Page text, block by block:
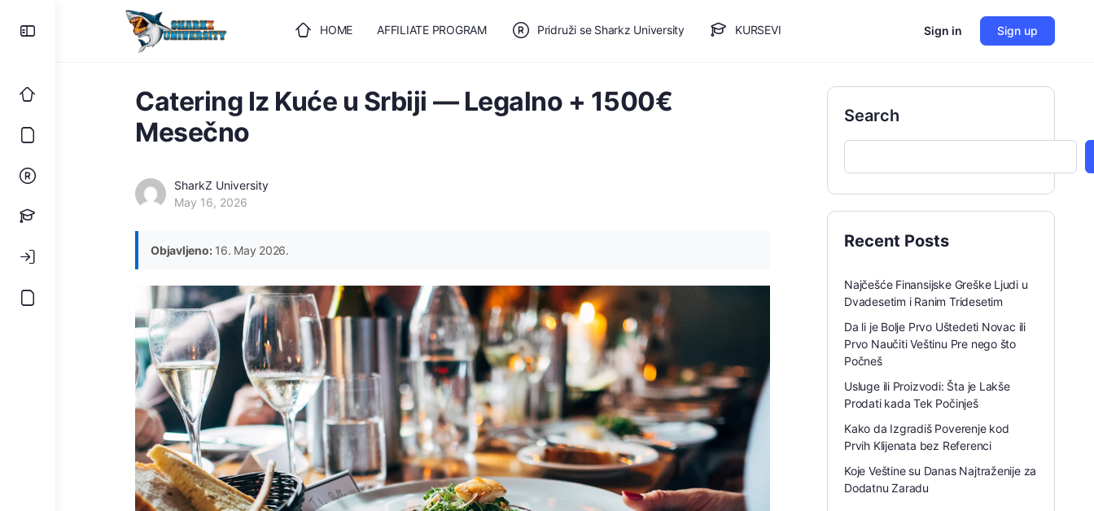
HOME AFFILIATE PROGRAM Pridruži se Sharkz University KURSEVI
ULOGUJTE SE 🎯 BESPLATAN PLAN
Sign in Sign up
Catering Iz Kuće u Srbiji — Legalno + 1500€
Mesečno
SharkZ University
May 16, 2026
Objavljeno:16. May 2026.
Search
Recent Posts
Najčešće Finansijske Greške Ljudi u
Dvadesetim i Ranim Tridesetim
Da li je Bolje Prvo Uštedeti Novac ili
Prvo Naučiti Veštinu Pre nego što
Počneš
Usluge ili Proizvodi: Šta je Lakše
Prodati kada Tek Počinješ
Kako da Izgradiš Poverenje kod
Prvih Klijenata bez Referenci
Koje Veštine su Danas Najtraženije za
Dodatnu Zaradu